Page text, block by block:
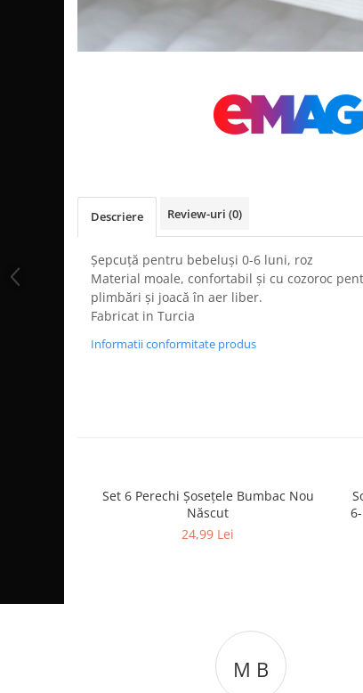
Descriere Review-uri (0)
Șepcuță pentru bebeluși 0-6 luni, roz
Material moale, confortabil și cu cozoroc
plimbări și joacă în aer liber.
Fabricat in Turcia
Informatii conformitate produs
Set 6 Perechi Şosețele Bumbac Nou
Născut
24,99 Lei
M B